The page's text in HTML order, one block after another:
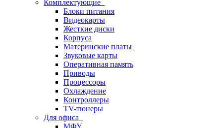
Комплектующие
Блоки питания
Видеокарты
Жесткие диски
Корпуса
Материнские платы
Звуковые карты
Оперативная память
Приводы
Процессоры
Охлаждение
Контроллеры
TV-тюнеры
Для офиса
МФУ